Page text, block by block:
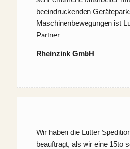
beeindruckenden
Maschinenbewegungen ist
Partner.
Rheinzink GmbH
Wir haben die Lutter
beauftragt, als wir eine 15to